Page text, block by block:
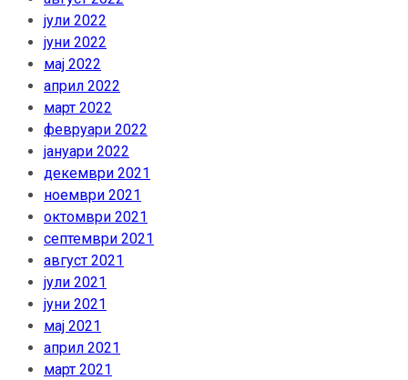
јули 2022
јуни 2022
мај 2022
април 2022
март 2022
февруари 2022
јануари 2022
декември 2021
ноември 2021
октомври 2021
септември 2021
август 2021
јули 2021
јуни 2021
мај 2021
април 2021
март 2021